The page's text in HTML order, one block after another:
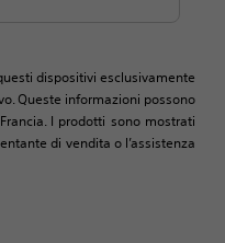
dispositivi esclusivamente
Queste informazioni possono
I prodotti sono mostrati
di vendita o l’assistenza